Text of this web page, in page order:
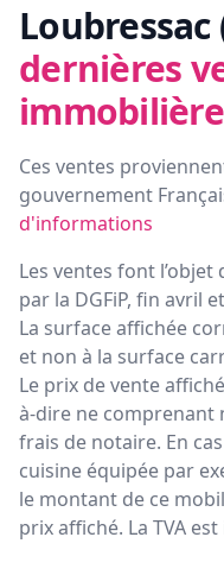
Loubressac
dernières
Ces ventes
gouvernement
d'informations
Les ventes font
par la DGFiP, fin avril
La surface affichée
et non à la surface
Le prix de vente
à-dire ne comprenant
frais de notaire. En
cuisine équipée par
le montant de ce
prix affiché. La TVA